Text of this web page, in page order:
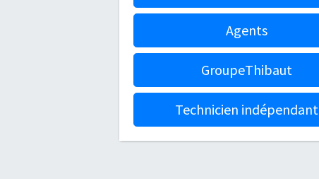
Agents
GroupeThibaut
Technicien indépendant